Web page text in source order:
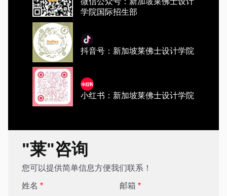
学院国际招生部
抖音号：新加坡莱佛士设计学院
小红书：新加坡莱佛士设计学院
"莱"咨询
您可以提供简单信息方便我们联系！
姓名 * 邮箱 *